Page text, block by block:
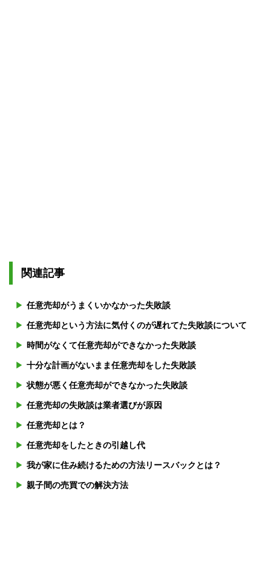
関連記事
任意売却がうまくいかなかった失敗談
任意売却という方法に気付くのが遅れてた失敗談について
時間がなくて任意売却ができなかった失敗談
十分な計画がないまま任意売却をした失敗談
状態が悪く任意売却ができなかった失敗談
任意売却の失敗談は業者選びが原因
任意売却とは？
任意売却をしたときの引越し代
我が家に住み続けるための方法リースバックとは？
親子間の売買での解決方法